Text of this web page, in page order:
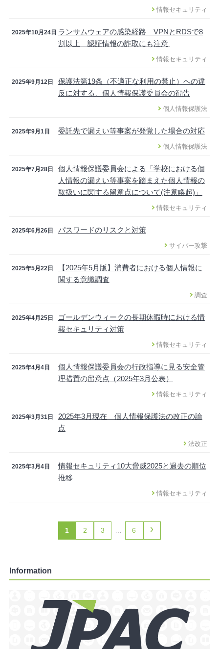
情報セキュリティ
2025年10月24日 ランサムウェアの感染経路 VPNとRDSで8
割以上 認証情報の詐取にも注意
情報セキュリティ
2025年9月12日
保護法第19条（不適正な利用の禁止）への違
反に対する、個人情報保護委員会の勧告
個人情報保護法
2025年9月1日 委託先で漏えい等事案が発覚した場合の対応
個人情報保護法
2025年7月28日
個人情報保護委員会による「学校における個
人情報の漏えい等事案を踏まえた個人情報の
取扱いに関する留意点について(注意喚起)」
情報セキュリティ
2025年6月26日 パスワードのリスクと対策
サイバー攻撃
2025年5月22日
【2025年5月版】消費者における個人情報に
関する意識調査
調査
2025年4月25日
ゴールデンウィークの長期休暇時における情
報セキュリティ対策
情報セキュリティ
2025年4月4日
個人情報保護委員会の行政指導に見る安全管
理措置の留意点（2025年3月公表）
情報セキュリティ
2025年3月31日
2025年3月現在 個人情報保護法の改正の論
点
法改正
2025年3月4日
情報セキュリティ10大脅威2025と過去の順位
推移
情報セキュリティ
1 2 3 … 6 ›
Information